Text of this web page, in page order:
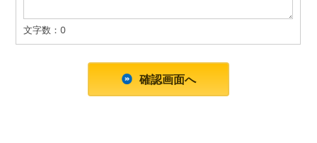
文字数：0
確認画面へ